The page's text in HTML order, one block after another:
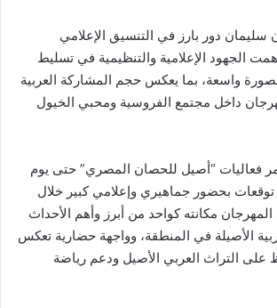
سليمان دور بارز في التنسيق الإعلامي
الجهود الإعلامية والتنظيمية في تسليط
واسعة، بما يعكس حجم المشاركة العربية
داخل مجتمع الفروسية ومحبي الخيول
فعاليات “أصيل للحصان المصري” حتى يوم
بحضور جماهيري وإعلامي كبير خلال
المهرجان مكانته كواحد من أبرز وأهم الأحداث
الأصيلة في المنطقة، وواجهة حضارية تعكس
على التراث العربي الأصيل ودعم رياضة